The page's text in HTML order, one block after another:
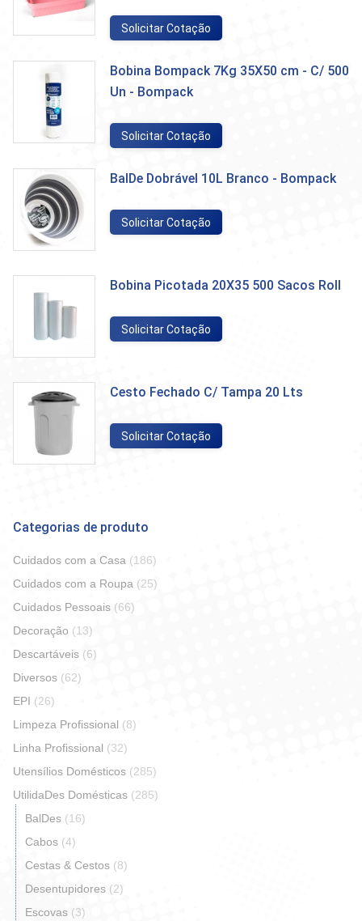
Solicitar Cotação
Bobina Bompack 7Kg 35X50 cm - C/ 500
Un - Bompack
Solicitar Cotação
BalDe Dobrável 10L Branco - Bompack
Solicitar Cotação
Bobina Picotada 20X35 500 Sacos Roll
Solicitar Cotação
Cesto Fechado C/ Tampa 20 Lts
Solicitar Cotação
Categorias de produto
Cuidados com a Casa (186)
Cuidados com a Roupa (25)
Cuidados Pessoais (66)
Decoração (13)
Descartáveis (6)
Diversos (62)
EPI (26)
Limpeza Profissional (8)
Linha Profissional (32)
Utensílios Domésticos (285)
UtilidaDes Domésticas (285)
BalDes (16)
Cabos (4)
Cestas & Cestos (8)
Desentupidores (2)
Escovas (3)